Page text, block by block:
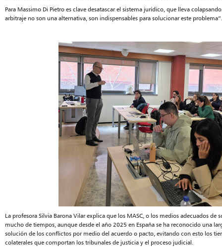
Para Massimo Di Pietro es clave desatascar el sistema jurídico, que lleva
arbitraje no son una alternativa, son indispensables para solucionar este
La profesora Silvia Barona Vilar explica que los MASC, o los medios adecuados
mucho de tiempos, aunque desde el año 2025 en España se ha reconocido una
solución de los conflictos por medio del acuerdo o pacto, evitando con esto los
colaterales que comportan los tribunales de justicia y el proceso judicial.